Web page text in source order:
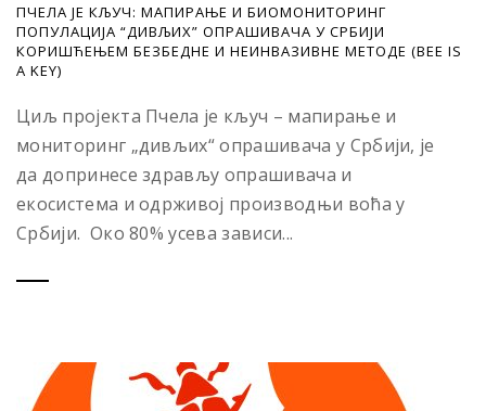
ПЧЕЛА ЈЕ КЉУЧ: МАПИРАЊЕ И БИОМОНИТОРИНГ
ПОПУЛАЦИЈА “ДИВЉИХ” ОПРАШИВАЧА У СРБИЈИ
КОРИШЋЕЊЕМ БЕЗБЕДНЕ И НЕИНВАЗИВНЕ МЕТОДЕ (BEE IS
A KEY)
Циљ пројекта Пчела је кључ – мапирање и
мониторинг „дивљих“ опрашивача у Србији, је
да допринесе здрављу опрашивача и
екосистема и одрживој производњи воћа у
Србији. Око 80% усева зависи...